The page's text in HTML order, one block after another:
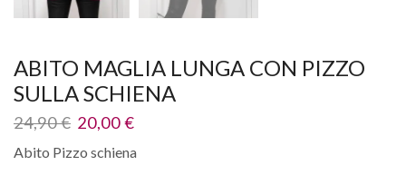
ABITO MAGLIA LUNGA CON PIZZO
SULLA SCHIENA
24,90€ 20,00€
Abito Pizzo schiena